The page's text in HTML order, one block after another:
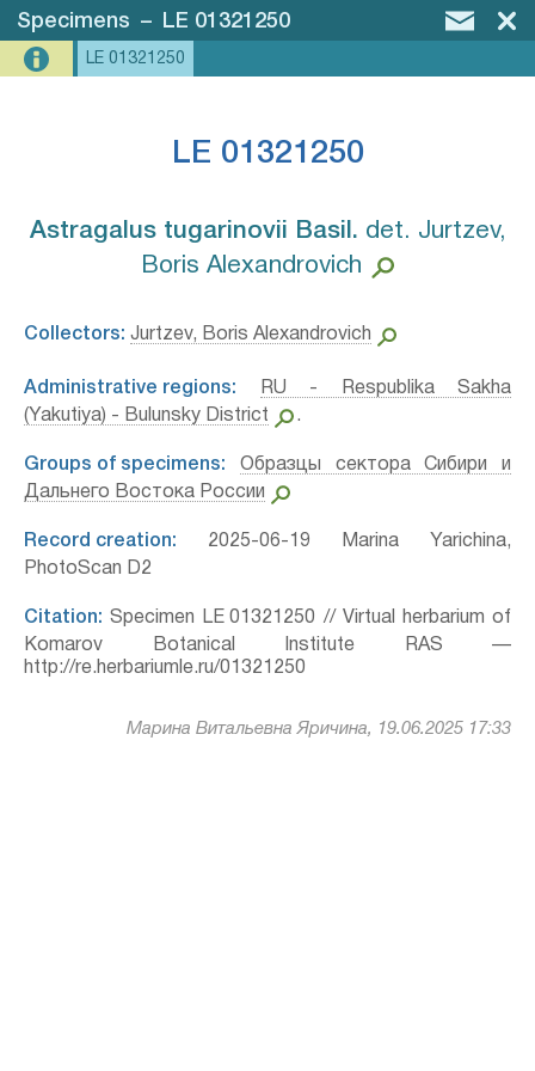
Specimens – LE 01321250
LE 01321250
LE 01321250
Astragalus tugarinovii Basil.⁣ det. Jurtzev,
Boris Alexandrovich
Collectors: Jurtzev, Boris Alexandrovich
Administrative regions:
RU - Respublika Sakha
(Yakutiya) - Bulunsky District
.
Groups of specimens:
Образцы сектора Сибири и
Дальнего Востока России
Record creation: 2025-06-19 Marina Yarichina,
PhotoScan D2
Citation: Specimen LE 01321250 // Virtual herbarium of
Komarov Botanical Institute RAS —
http://re.herbariumle.ru/01321250
Марина Витальевна Яричина, 19.06.2025 17:33